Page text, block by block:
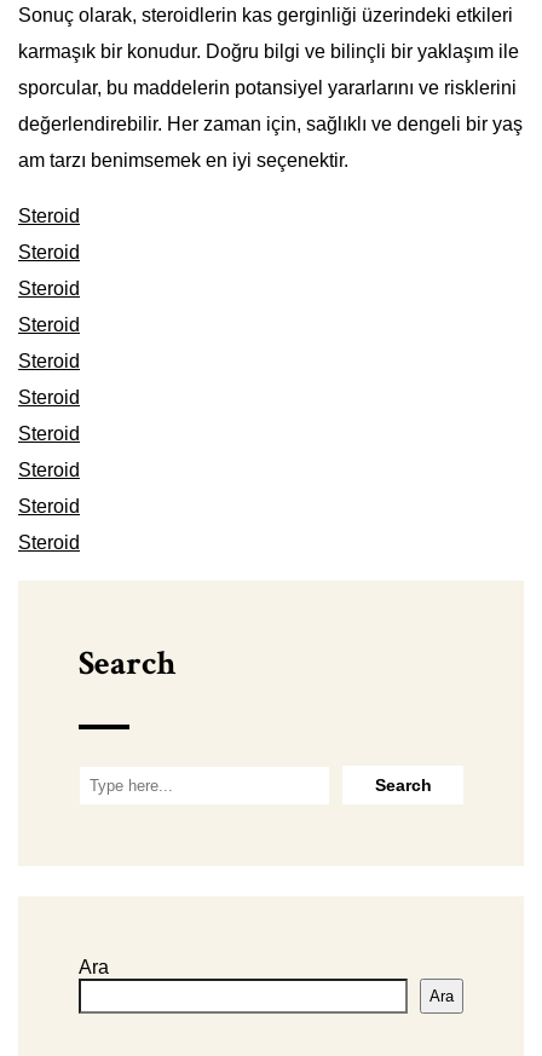
Sonuç olarak, steroidlerin kas gerginliği üzerindeki etkileri
karmaşık bir konudur. Doğru bilgi ve bilinçli bir yaklaşım ile
sporcular, bu maddelerin potansiyel yararlarını ve risklerini
değerlendirebilir. Her zaman için, sağlıklı ve dengeli bir yaş
am tarzı benimsemek en iyi seçenektir.
Steroid
Steroid
Steroid
Steroid
Steroid
Steroid
Steroid
Steroid
Steroid
Steroid
Search
Ara
Ara